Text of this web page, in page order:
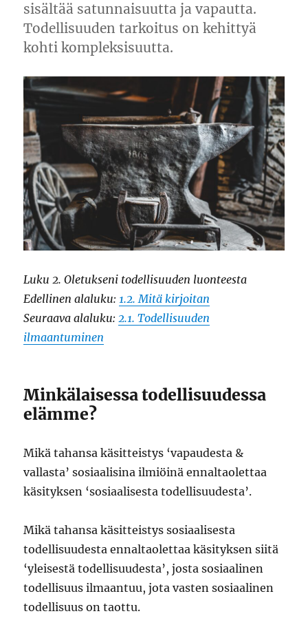
sisältää satunnaisuutta ja vapautta.
Todellisuuden tarkoitus on kehittyä
kohti kompleksisuutta.
Luku 2. Oletukseni todellisuuden luonteesta
Edellinen alaluku: 1.2. Mitä kirjoitan
Seuraava alaluku: 2.1. Todellisuuden
ilmaantuminen
Minkälaisessa todellisuudessa
elämme?
Mikä tahansa käsitteistys ‘vapaudesta &
vallasta’ sosiaalisina ilmiöinä ennaltaolettaa
käsityksen ‘sosiaalisesta todellisuudesta’.
Mikä tahansa käsitteistys sosiaalisesta
todellisuudesta ennaltaolettaa käsityksen siitä
‘yleisestä todellisuudesta’, josta sosiaalinen
todellisuus ilmaantuu, jota vasten sosiaalinen
todellisuus on taottu.